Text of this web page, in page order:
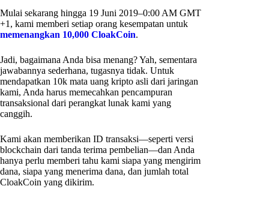
Mulai sekarang hingga 19 Juni 2019–0:00 AM GMT
+1, kami memberi setiap orang kesempatan untuk
memenangkan 10,000 CloakCoin.
Jadi, bagaimana Anda bisa menang? Yah, sementara
jawabannya sederhana, tugasnya tidak. Untuk
mendapatkan 10k mata uang kripto asli dari jaringan
kami, Anda harus memecahkan pencampuran
transaksional dari perangkat lunak kami yang
canggih.
Kami akan memberikan ID transaksi—seperti versi
blockchain dari tanda terima pembelian—dan Anda
hanya perlu memberi tahu kami siapa yang mengirim
dana, siapa yang menerima dana, dan jumlah total
CloakCoin yang dikirim.